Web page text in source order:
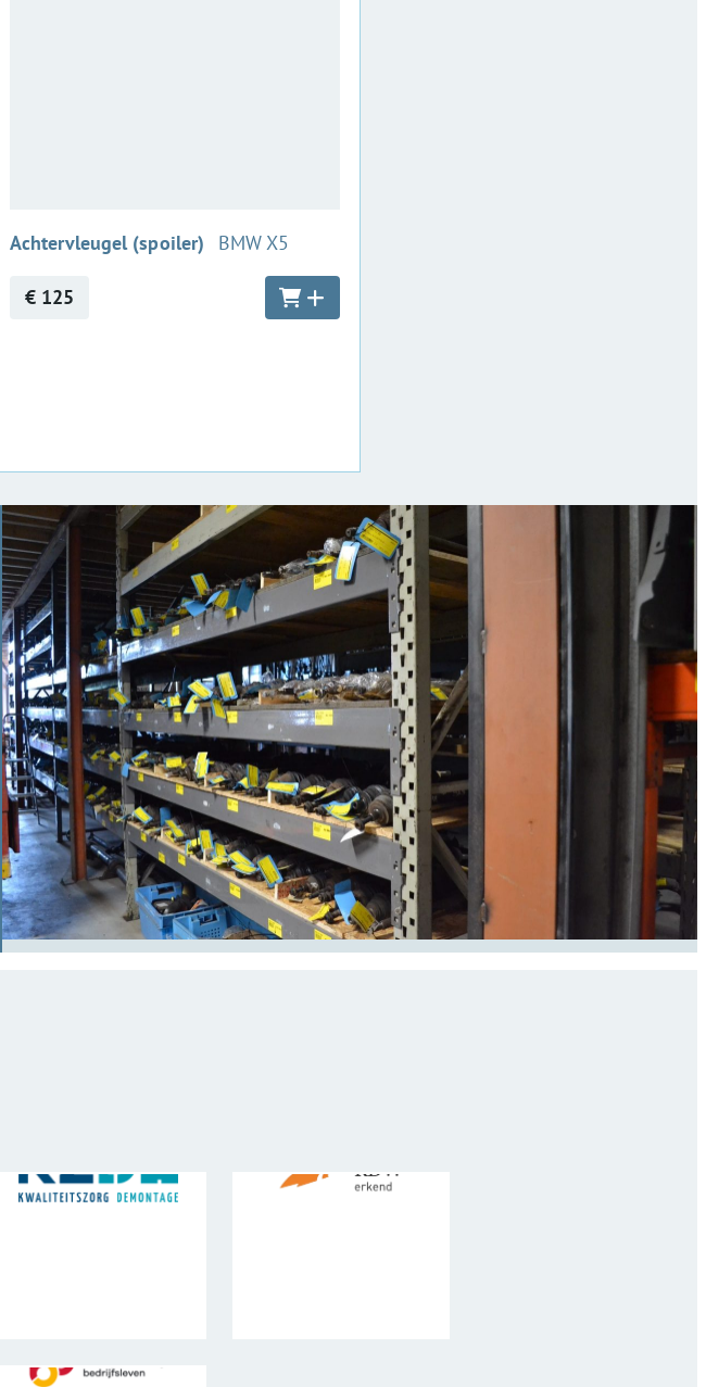
Achtervleugel (spoiler) :BMW X5
€ 125